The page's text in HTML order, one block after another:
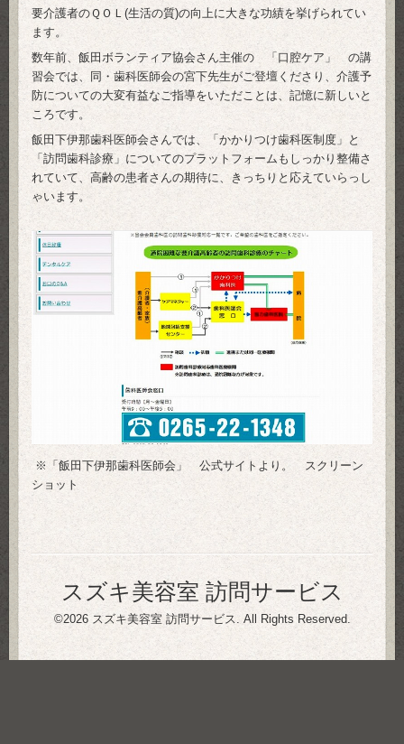
要介護者のＱＯＬ(生活の質)の向上に大きな功績を挙げられてい
ます。
数年前、飯田ボランティア協会さん主催の 「口腔ケア」 の講
習会では、同・歯科医師会の宮下先生がご登壇くださり、介護予
防についての大変有益なご指導をいただことは、記憶に新しいと
ころです。
飯田下伊那歯科医師会さんでは、「かかりつけ歯科医制度」と
「訪問歯科診療」についてのプラットフォームもしっかり整備さ
れていて、高齢の患者さんの期待に、きっちりと応えていらっし
ゃいます。
※「飯田下伊那歯科医師会」 公式サイトより。 スクリーン
ショット
スズキ美容室 訪問サービス
©2026 スズキ美容室 訪問サービス . All Rights Reserved.